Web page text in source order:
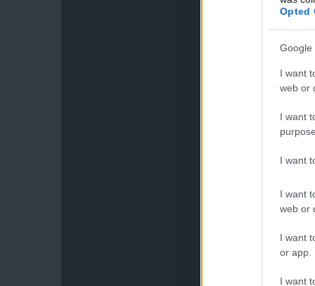
Opted
Google
I want
web or
I want
I want
I want
web or
I want
or app.
I want